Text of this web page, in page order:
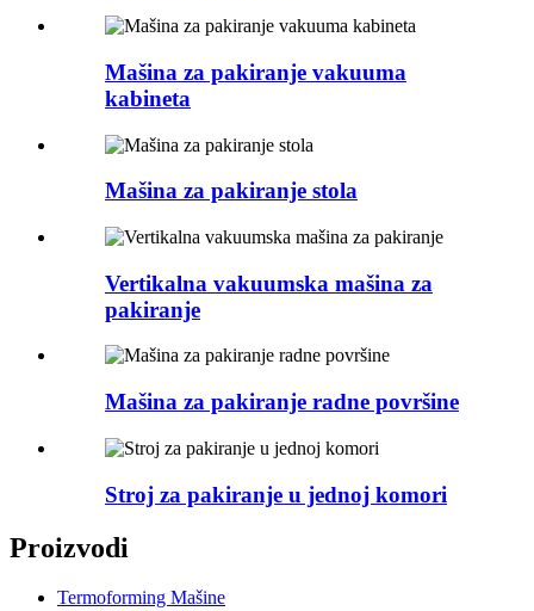
Mašina za pakiranje vakuuma
kabineta
Mašina za pakiranje stola
Vertikalna vakuumska mašina za
pakiranje
Mašina za pakiranje radne površine
Stroj za pakiranje u jednoj komori
Proizvodi
Termoforming Mašine